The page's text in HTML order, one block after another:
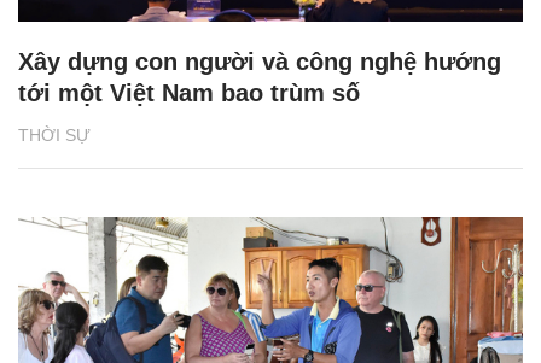
THỜI SỰ
Xây dựng con người và công nghệ hướng
tới một Việt Nam bao trùm số